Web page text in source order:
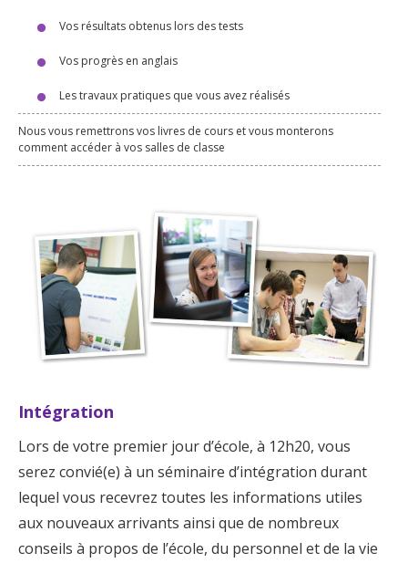
Vos résultats obtenus lors des tests
Vos progrès en anglais
Les travaux pratiques que vous avez réalisés
Nous vous remettrons vos livres de cours et vous monterons
comment accéder à vos salles de classe
Intégration
Lors de votre premier jour d’école, à 12h20, vous
serez convié(e) à un séminaire d’intégration durant
lequel vous recevrez toutes les informations utiles
aux nouveaux arrivants ainsi que de nombreux
conseils à propos de l’école, du personnel et de la vie